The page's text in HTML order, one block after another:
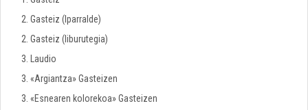
2. Gasteiz (Iparralde)
2. Gasteiz (liburutegia)
3. Laudio
3. «Argiantza» Gasteizen
3. «Esnearen kolorekoa» Gasteizen